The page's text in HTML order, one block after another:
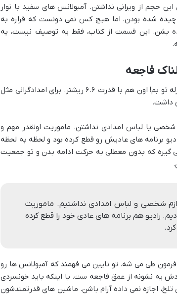
این حجم از ویرانی نداشتن. آمبولانس های سفید با نوار
چیده شده بودن، اما هیچ کس نمی دونست که قراره به
بشن. این قسمت از کتاب، فقط یه توصیف نیست، یه
فاجعه
صبح پنجم دی ماه ۱۳۸۲، خبر مثل بمب تو کشور صدا کرد: زلزله تو بم! اون هم با قدرت ۶.۶ ریشتر. برای امدادگرانی مثل
داشت.
یا لباس امدادی نداشتن. ماموریت اونقدر مهم و
برنامه های عادیش رو قطع کرده بود و لحظه به لحظه
گیره که بدون معطلی به حرکت ادامه بدن و تو جمعیت
شخصی و لباس امدادی نداشتیم. ماموریت
رادیو هم برنامه های عادی خود را قطع کرده
طی می شه. تو نایین می فهمند که آمبولانس ها رو
یه نشونه از عمق فاجعه ست. با اینکه باید خونسردی
اجازه نمی داده آرام باشن. ماشین های قدرتمندشون